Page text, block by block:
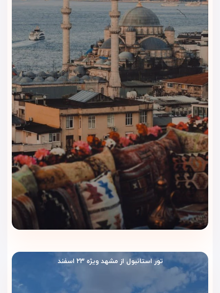
تور استانبول از مشهد ویژه ۲۳ اسفند